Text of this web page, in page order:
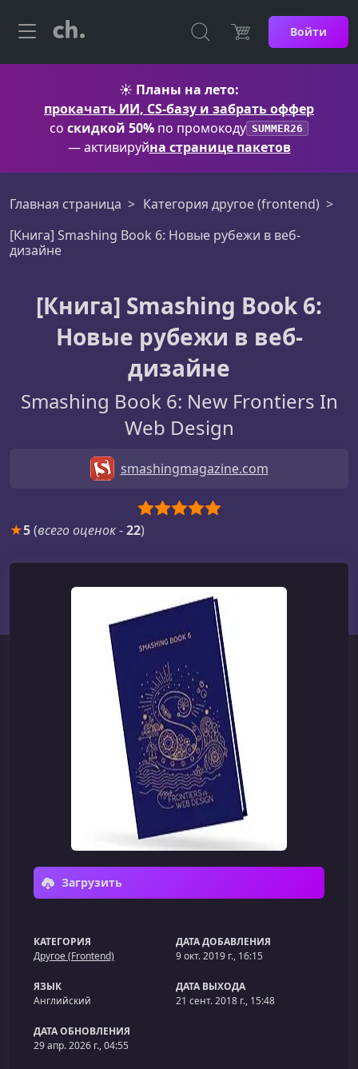
Войти
☀️ Планы на лето:
прокачать ИИ, CS-базу и забрать оффер
со скидкой 50% по промокоду SUMMER26
— активируйна странице пакетов
Главная страница
Категория другое (frontend)
[Книга] Smashing Book 6: Новые рубежи в веб-
дизайне
[Книга] Smashing Book 6:
Новые рубежи в веб-
дизайне
Smashing Book 6: New Frontiers In
Web Design
smashingmagazine.com
★5(всего оценок-22)
Загрузить
КАТЕГОРИЯ
Другое (Frontend)
ДАТА ДОБАВЛЕНИЯ
9 окт. 2019 г., 16:15
ЯЗЫК
Английский
ДАТА ВЫХОДА
21 сент. 2018 г., 15:48
ДАТА ОБНОВЛЕНИЯ
29 апр. 2026 г., 04:55